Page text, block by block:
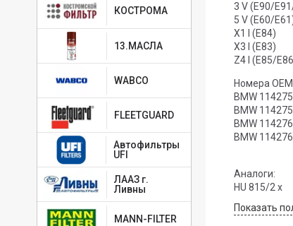
КОСТРОМА
13.МАСЛА
WABCO
FLEETGUARD
Автофильтры
UFI
ЛААЗ г.
Ливны
MANN-FILTER
3 V (E90/
5 V (E60/
X1 I (E84)
X3 I (E83)
Z4 I (E85/
Номера
BMW
BMW
BMW
BMW
Аналоги:
HU 815/2 x
Показать